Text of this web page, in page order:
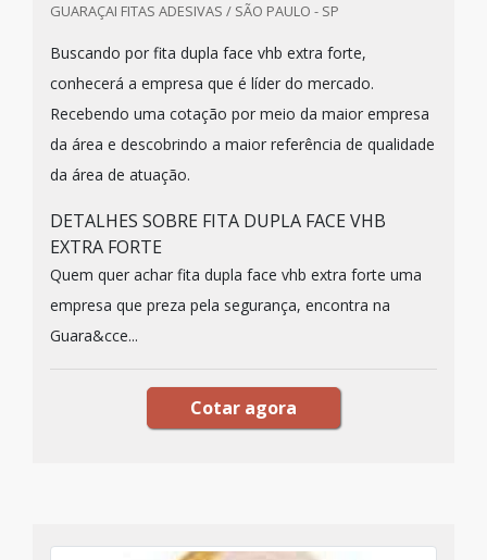
GUARAÇAI FITAS ADESIVAS / SÃO PAULO - SP
Buscando por fita dupla face vhb extra forte,
conhecerá a empresa que é líder do mercado.
Recebendo uma cotação por meio da maior empresa
da área e descobrindo a maior referência de qualidade
da área de atuação.
DETALHES SOBRE FITA DUPLA FACE VHB
EXTRA FORTE
Quem quer achar fita dupla face vhb extra forte uma
empresa que preza pela segurança, encontra na
Guara&cce...
Cotar agora